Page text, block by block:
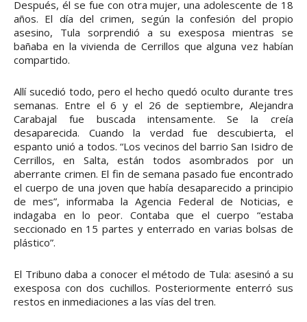
Después, él se fue con otra mujer, una adolescente de 18
años. El día del crimen, según la confesión del propio
asesino, Tula sorprendió a su exesposa mientras se
bañaba en la vivienda de Cerrillos que alguna vez habían
compartido.
Allí sucedió todo, pero el hecho quedó oculto durante tres
semanas. Entre el 6 y el 26 de septiembre, Alejandra
Carabajal fue buscada intensamente. Se la creía
desaparecida. Cuando la verdad fue descubierta, el
espanto unió a todos. “Los vecinos del barrio San Isidro de
Cerrillos, en Salta, están todos asombrados por un
aberrante crimen. El fin de semana pasado fue encontrado
el cuerpo de una joven que había desaparecido a principio
de mes”, informaba la Agencia Federal de Noticias, e
indagaba en lo peor. Contaba que el cuerpo “estaba
seccionado en 15 partes y enterrado en varias bolsas de
plástico”.
El Tribuno daba a conocer el método de Tula: asesinó a su
exesposa con dos cuchillos. Posteriormente enterró sus
restos en inmediaciones a las vías del tren.